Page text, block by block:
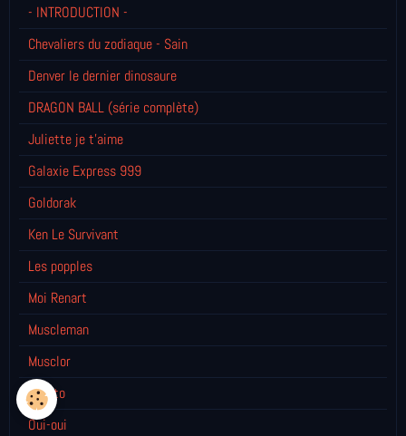
- INTRODUCTION -
Chevaliers du zodiaque - Sain
Denver le dernier dinosaure
DRAGON BALL (série complète)
Juliette je t’aime
Galaxie Express 999
Goldorak
Ken Le Survivant
Les popples
Moi Renart
Muscleman
Musclor
Naruto
Oui-oui